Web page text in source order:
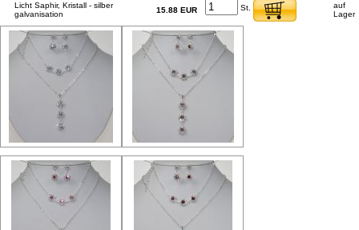
Licht Saphir, Kristall - silber
galvanisation
15.88 EUR St.
auf
Lager